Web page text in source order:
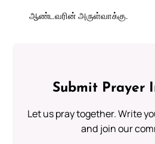
ஆண்டவரின் அருள்வாக்கு.
Submit Prayer
Let us pray together. Write
and join our